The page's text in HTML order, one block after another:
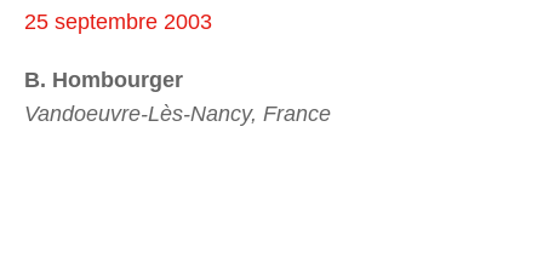
25 septembre 2003
B. Hombourger
Vandoeuvre-Lès-Nancy, France